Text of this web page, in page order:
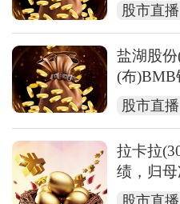
股市直播
盐湖股
(布)BMB
段
股市直播
拉卡拉
绩，归
长191.67%
股市直播